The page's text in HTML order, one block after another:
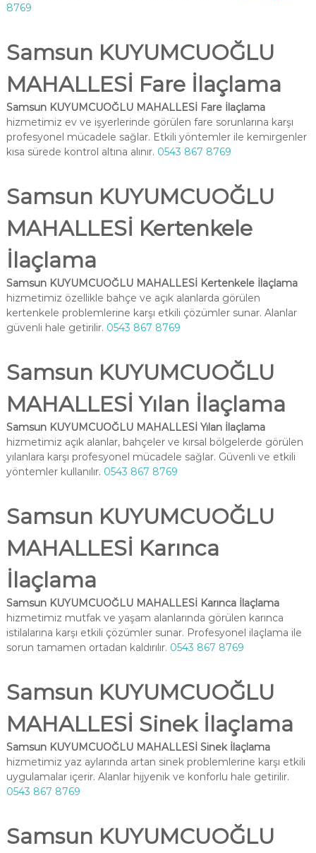
8769
Samsun KUYUMCUOĞLU
MAHALLESİ Fare İlaçlama
Samsun KUYUMCUOĞLU MAHALLESİ Fare İlaçlama
hizmetimiz ev ve işyerlerinde görülen fare sorunlarına karşı
profesyonel mücadele sağlar. Etkili yöntemler ile kemirgenler
kısa sürede kontrol altına alınır. 0543 867 8769
Samsun KUYUMCUOĞLU
MAHALLESİ Kertenkele
İlaçlama
Samsun KUYUMCUOĞLU MAHALLESİ Kertenkele İlaçlama
hizmetimiz özellikle bahçe ve açık alanlarda görülen
kertenkele problemlerine karşı etkili çözümler sunar. Alanlar
güvenli hale getirilir. 0543 867 8769
Samsun KUYUMCUOĞLU
MAHALLESİ Yılan İlaçlama
Samsun KUYUMCUOĞLU MAHALLESİ Yılan İlaçlama
hizmetimiz açık alanlar, bahçeler ve kırsal bölgelerde görülen
yılanlara karşı profesyonel mücadele sağlar. Güvenli ve etkili
yöntemler kullanılır. 0543 867 8769
Samsun KUYUMCUOĞLU
MAHALLESİ Karınca
İlaçlama
Samsun KUYUMCUOĞLU MAHALLESİ Karınca İlaçlama
hizmetimiz mutfak ve yaşam alanlarında görülen karınca
istilalarına karşı etkili çözümler sunar. Profesyonel ilaçlama ile
sorun tamamen ortadan kaldırılır. 0543 867 8769
Samsun KUYUMCUOĞLU
MAHALLESİ Sinek İlaçlama
Samsun KUYUMCUOĞLU MAHALLESİ Sinek İlaçlama
hizmetimiz yaz aylarında artan sinek problemlerine karşı etkili
uygulamalar içerir. Alanlar hijyenik ve konforlu hale getirilir.
0543 867 8769
Samsun KUYUMCUOĞLU